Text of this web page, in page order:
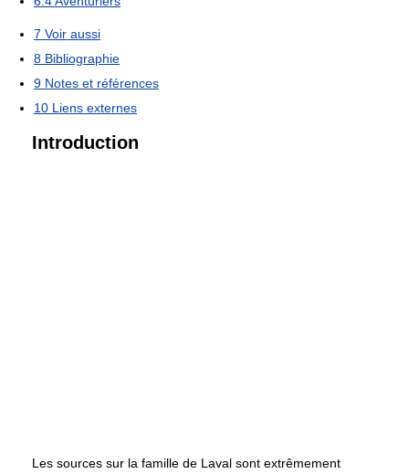
7 Voir aussi
8 Bibliographie
9 Notes et références
10 Liens externes
Introduction
Les sources sur la famille de Laval sont extrêmement